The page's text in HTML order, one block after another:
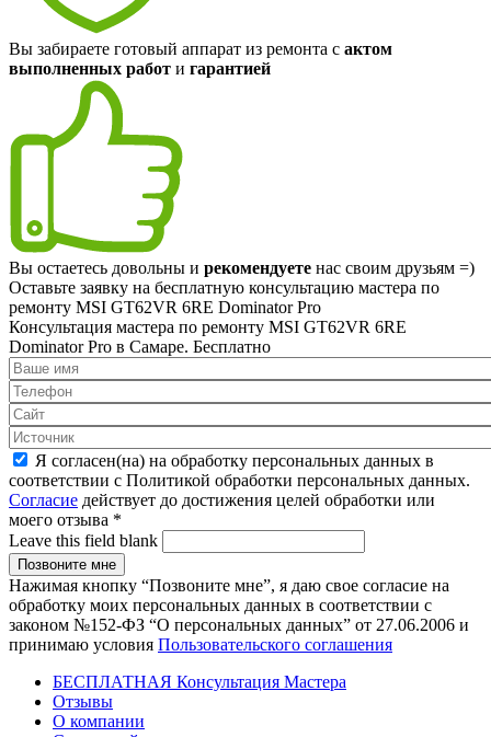
Вы забираете готовый аппарат из ремонта с актом
выполненных работ и гарантией
Вы остаетесь довольны и рекомендуете нас своим друзьям =)
Оставьте заявку на бесплатную консультацию мастера по
ремонту MSI GT62VR 6RE Dominator Pro
Консультация мастера по ремонту MSI GT62VR 6RE
Dominator Pro в Самаре. Бесплатно
Я согласен(на) на обработку персональных данных в
соответствии с Политикой обработки персональных данных.
Согласие действует до достижения целей обработки или
моего отзыва *
Leave this field blank
Нажимая кнопку “Позвоните мне”, я даю свое согласие на
обработку моих персональных данных в соответствии с
законом №152-ФЗ “О персональных данных” от 27.06.2006 и
принимаю условия Пользовательского соглашения
БЕСПЛАТНАЯ Консультация Мастера
Отзывы
О компании